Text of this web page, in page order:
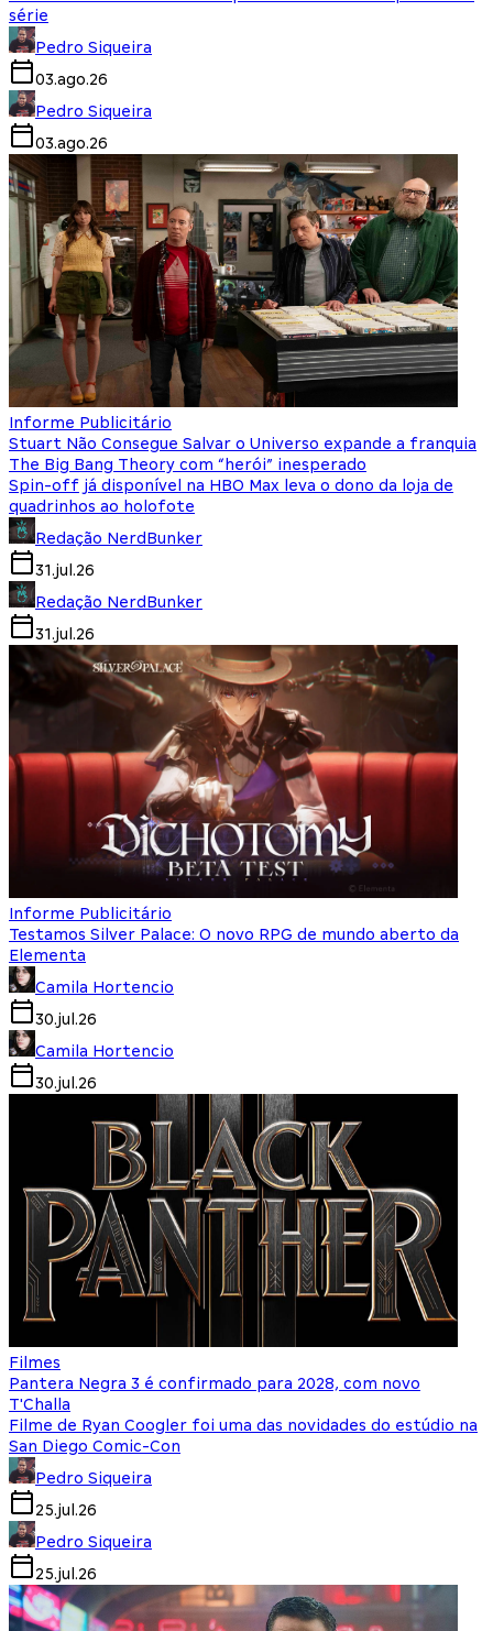
série
Pedro Siqueira
03.ago.26
Pedro Siqueira
03.ago.26
Informe Publicitário
Stuart Não Consegue Salvar o Universo expande a franquia
The Big Bang Theory com “herói” inesperado
Spin-off já disponível na HBO Max leva o dono da loja de
quadrinhos ao holofote
Redação NerdBunker
31.jul.26
Redação NerdBunker
31.jul.26
Informe Publicitário
Testamos Silver Palace: O novo RPG de mundo aberto da
Elementa
Camila Hortencio
30.jul.26
Camila Hortencio
30.jul.26
Filmes
Pantera Negra 3 é confirmado para 2028, com novo
T'Challa
Filme de Ryan Coogler foi uma das novidades do estúdio na
San Diego Comic-Con
Pedro Siqueira
25.jul.26
Pedro Siqueira
25.jul.26